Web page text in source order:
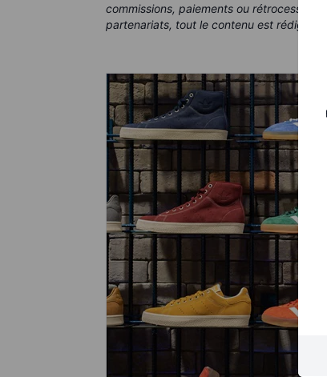
commissions, paiements ou
partenariats, tout le contenu est rédigé